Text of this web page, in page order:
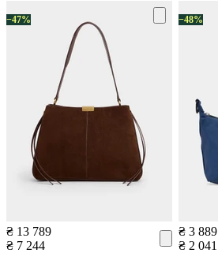
−47%
₴ 13 789
₴ 7 244
−48%
₴ 3 889
₴ 2 041